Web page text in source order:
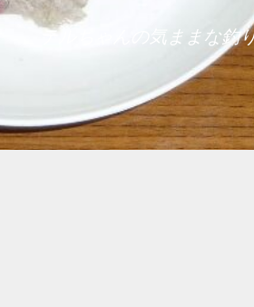
テルちゃんの気ままな釣